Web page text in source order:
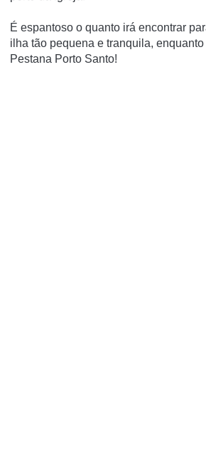
É espantoso o quanto irá encontrar
ilha tão pequena e tranquila,
Pestana Porto Santo!